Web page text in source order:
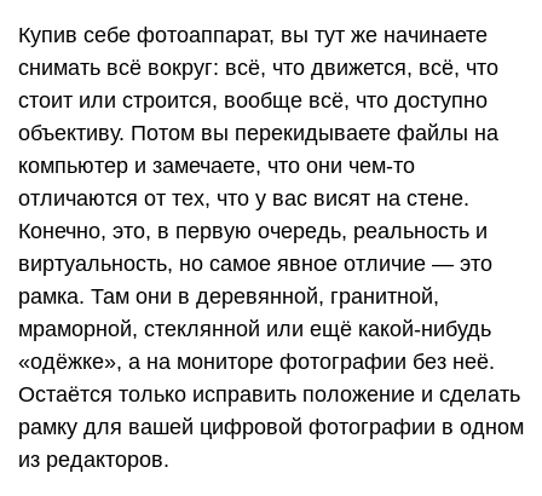
Купив себе фотоаппарат, вы тут же начинаете
снимать всё вокруг: всё, что движется, всё, что
стоит или строится, вообще всё, что доступно
объективу. Потом вы перекидываете файлы на
компьютер и замечаете, что они чем-то
отличаются от тех, что у вас висят на стене.
Конечно, это, в первую очередь, реальность и
виртуальность, но самое явное отличие — это
рамка. Там они в деревянной, гранитной,
мраморной, стеклянной или ещё какой-нибудь
«одёжке», а на мониторе фотографии без неё.
Остаётся только исправить положение и сделать
рамку для вашей цифровой фотографии в одном
из редакторов.